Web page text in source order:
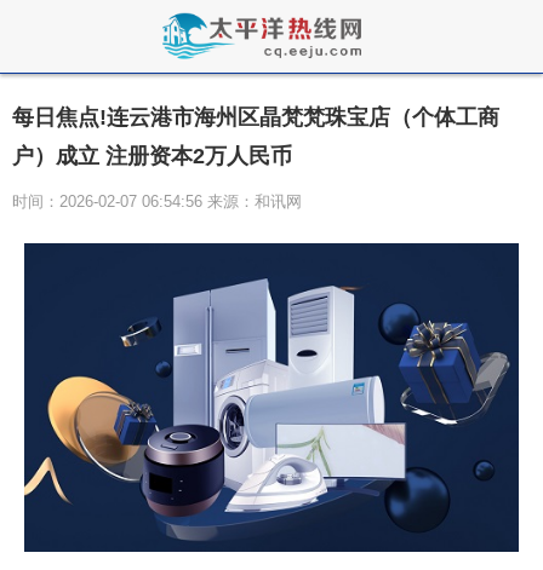
每日焦点!连云港市海州区晶梵梵珠宝店（个体工商
户）成立 注册资本2万人民币
时间：2026-02-07 06:54:56 来源：和讯网